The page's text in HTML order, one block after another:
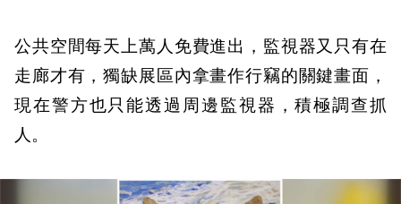
公共空間每天上萬人免費進出，監視器又只有在
走廊才有，獨缺展區內拿畫作行竊的關鍵畫面，
現在警方也只能透過周邊監視器，積極調查抓
人。